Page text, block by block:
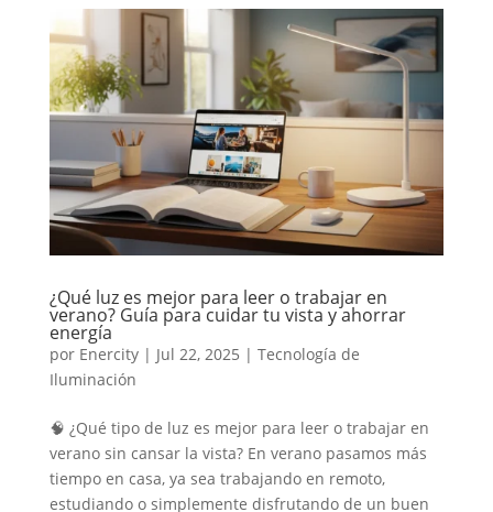
¿Qué luz es mejor para leer o trabajar en
verano? Guía para cuidar tu vista y ahorrar
energía
por Enercity| Jul 22, 2025 | Tecnología de
Iluminación
🧠 ¿Qué tipo de luz es mejor para leer o trabajar en
verano sin cansar la vista? En verano pasamos más
tiempo en casa, ya sea trabajando en remoto,
estudiando o simplemente disfrutando de un buen